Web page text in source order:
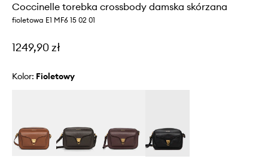
Coccinelle torebka crossbody damska skórzana
fioletowa E1 MF6 15 02 01
1249,90 zł
Kolor: fioletowy